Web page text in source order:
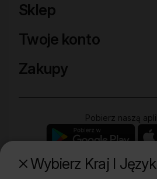
Wybierz Kraj I Język
Sklep
Twoje konto
Zakupy
Pobierz naszą
Poznaj naszą drugą